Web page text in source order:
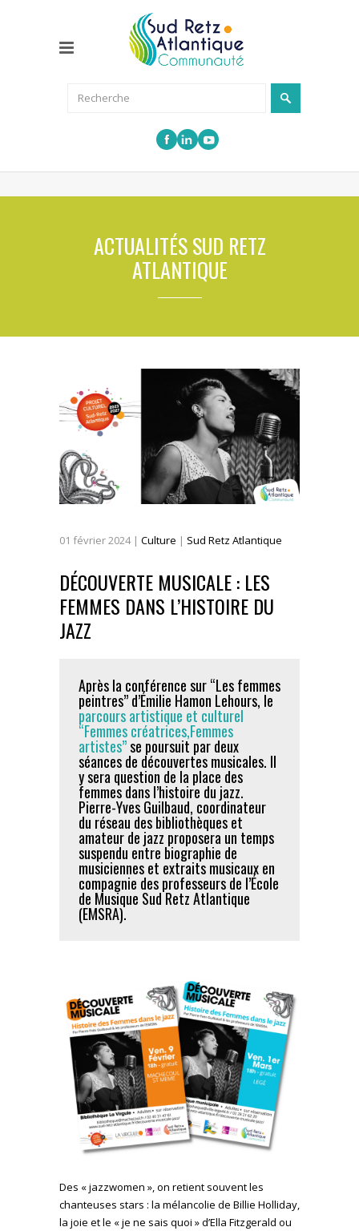
ACTUALITÉS SUD RETZ
ATLANTIQUE
01 février2024| Culture | Sud Retz Atlantique
DÉCOUVERTE MUSICALE : LES
FEMMES DANS L’HISTOIRE DU
JAZZ
Après la conférence sur “Les femmes
peintres” d’Émilie Hamon Lehours, le
parcours artistique et culturel
“Femmes créatrices,Femmes
artistes”se poursuit par deux
séances de découvertes musicales. Il
y sera question de la place des
femmes dans l’histoire du jazz.
Pierre-Yves Guilbaud, coordinateur
du réseau des bibliothèques et
amateur de jazz proposera un temps
suspendu entre biographie de
musiciennes et extraits musicaux en
compagnie des professeurs de l’École
de Musique Sud Retz Atlantique
(EMSRA).
Des « jazzwomen », on retient souvent les
chanteuses stars : la mélancolie de Billie Holliday,
la joie et le « je ne sais quoi » d’Ella Fitzgerald ou